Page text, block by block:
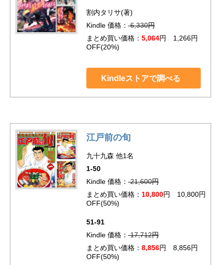
割内タリサ(著)
Kindle 価格： 6,330円
まとめ買い価格： 5,064円 1,266円
OFF(20%)
Kindleストアで調べる
江戸前の旬
九十九森 他1名
1-50
Kindle 価格： 21,600円
まとめ買い価格： 10,800円 10,800円
OFF(50%)
51-91
Kindle 価格： 17,712円
まとめ買い価格： 8,856円 8,856円
OFF(50%)